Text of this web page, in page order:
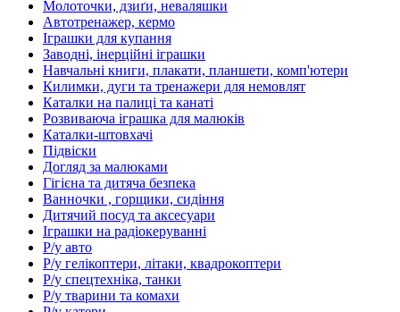
Молоточки, дзиґи, неваляшки
Автотренажер, кермо
Іграшки для купання
Заводні, інерційні іграшки
Навчальні книги, плакати, планшети, комп'ютери
Килимки, дуги та тренажери для немовлят
Каталки на палиці та канаті
Розвиваюча іграшка для малюків
Каталки-штовхачі
Підвіски
Догляд за малюками
Гігієна та дитяча безпека
Ванночки , горщики, сидіння
Дитячий посуд та аксесуари
Іграшки на радіокеруванні
Р/у авто
Р/у гелікоптери, літаки, квадрокоптери
Р/у спецтехніка, танки
Р/у тварини та комахи